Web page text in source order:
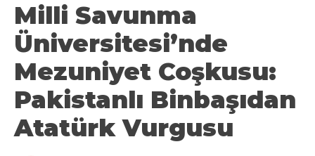
Milli Savunma
Üniversitesi’nde
Mezuniyet Coşkusu:
Pakistanlı Binbaşıdan
Atatürk Vurgusu